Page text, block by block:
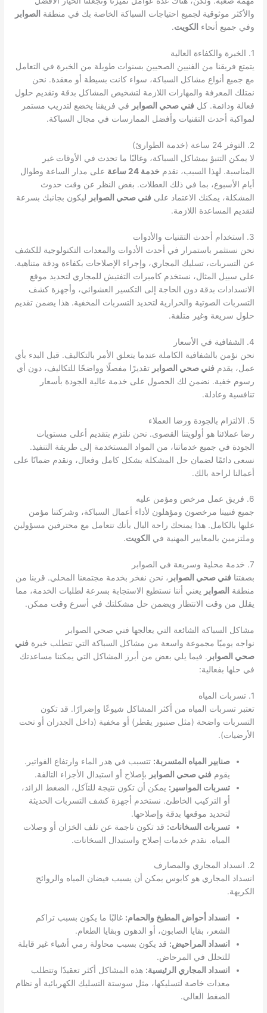
والأكثر موثوقية لجميع احتياجات السباكة الخاصة بك في منطقة الصوابر
وفي جميع أنحاء الكويت.
1. الخبرة والكفاءة العالية
يتمتع فريقنا من الفنيين الصحيين بسنوات طويلة من الخبرة في التعامل
مع جميع أنواع مشاكل السباكة، سواء كانت بسيطة أو معقدة. نحن
نمتلك المعرفة والمهارات اللازمة لتشخيص المشاكل بدقة وتقديم حلول
فعالة ودائمة. كلفني صحي الصوابر في فريقنا يخضع لتدريب مستمر
لمواكبة أحدث التقنيات وأفضل الممارسات في مجال السباكة.
2. التوفر 24 ساعة (خدمة الطوارئ)
لا يمكن التنبؤ بمشاكل السباكة، وغالبًا ما تحدث في الأوقات غير
المناسبة. لهذا السبب، نقدم خدمة 24 ساعة
على مدار الساعة وطوال
أيام الأسبوع، بما في ذلك العطلات. بغض النظر عن وقت حدوث
المشكلة، يمكنك الاعتماد علىفني صحي الصوابر ليكون بجانبك بسرعة
لتقديم المساعدة اللازمة.
3. استخدام أحدث التقنيات والأدوات
نحن نستثمر باستمرار في أحدث الأدوات والمعدات التكنولوجية للكشف
عن التسربات، تسليك المجاري، وإجراء الإصلاحات بكفاءة ودقة متناهية.
على سبيل المثال، نستخدم كاميرات التفتيش للمجاري لتحديد موقع
الانسدادات بدقة دون الحاجة إلى التكسير العشوائي، وأجهزة كشف
التسربات الصوتية والحرارية لتحديد التسربات المخفية. هذا يضمن تقديم
حلول سريعة وغير متلفة.
4. الشفافية في الأسعار
نحن نؤمن بالشفافية الكاملة عندما يتعلق الأمر بالتكاليف. قبل البدء بأي
عمل، يقدمفني صحي الصوابر تقديرًا مفصلًا وواضحًا للتكاليف، دون أي
رسوم خفية. نضمن لك الحصول على خدمة عالية الجودة بأسعار
تنافسية وعادلة.
5. الالتزام بالجودة ورضا العملاء
رضا عملائنا هو أولويتنا القصوى. نحن نلتزم بتقديم أعلى مستويات
الجودة في جميع خدماتنا، من المواد المستخدمة إلى طريقة التنفيذ.
نسعى دائمًا لضمان حل المشكلة بشكل كامل وفعال، ونقدم ضمانًا على
أعمالنا لراحة بالك.
6. فريق عمل مرخص ومؤمن عليه
جميع فنيينا مرخصون ومؤهلون لأداء أعمال السباكة، وشركتنا مؤمن
عليها بالكامل. هذا يمنحك راحة البال بأنك تتعامل مع محترفين مسؤولين
وملتزمين بالمعايير المهنية في الكويت.
7. خدمة محلية وسريعة في الصوابر
بصفتنافني صحي الصوابر ، نحن نفخر بخدمة مجتمعنا المحلي. قربنا من
منطقة الصوابر يعني أننا نستطيع الاستجابة بسرعة لطلبات الخدمة، مما
يقلل من وقت الانتظار ويضمن حل مشكلتك في أسرع وقت ممكن.
مشاكل السباكة الشائعة التي يعالجها فني صحي الصوابر
نواجه يوميًا مجموعة واسعة من مشاكل السباكة التي تتطلب خبرةفني
صحي الصوابر . فيما يلي بعض من أبرز المشاكل التي يمكننا مساعدتك
في حلها بفعالية:
1. تسربات المياه
تعتبر تسربات المياه من أكثر المشاكل شيوعًا وإضرارًا. قد تكون
التسربات واضحة (مثل صنبور يقطر) أو مخفية (داخل الجدران أو تحت
الأرضيات).
صنابير المياه المتسربة: تتسبب في هدر الماء وارتفاع الفواتير.
يقومفني صحي الصوابر بإصلاح أو استبدال الأجزاء التالفة.
تسربات المواسير: يمكن أن تكون نتيجة للتآكل، الضغط الزائد،
أو التركيب الخاطئ. نستخدم أجهزة كشف التسربات الحديثة
لتحديد موقعها بدقة وإصلاحها.
تسربات السخانات: قد تكون ناجمة عن تلف الخزان أو وصلات
المياه. نقدم خدمات إصلاح واستبدال السخانات.
2. انسداد المجاري والمصارف
انسداد المجاري هو كابوس يمكن أن يسبب فيضان المياه والروائح
الكريهة.
انسداد أحواض المطبخ والحمام: غالبًا ما يكون بسبب تراكم
الشعر، بقايا الصابون، أو الدهون وبقايا الطعام.
انسداد المراحيض: قد يكون بسبب محاولة رمي أشياء غير قابلة
للتحلل في المرحاض.
انسداد المجاري الرئيسية: هذه المشاكل أكثر تعقيدًا وتتطلب
معدات خاصة لتسليكها، مثل سوستة التسليك الكهربائية أو نظام
الضغط العالي.